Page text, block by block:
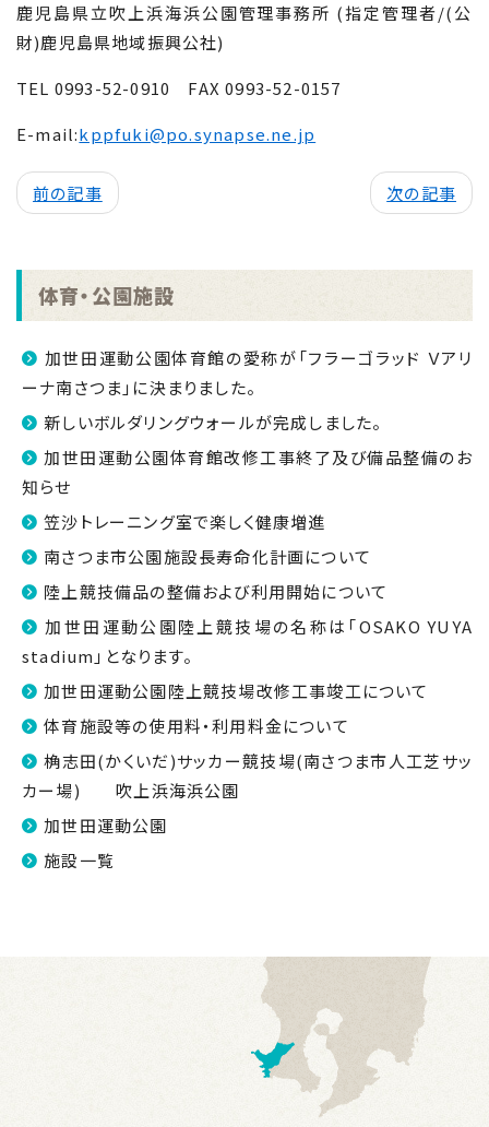
鹿児島県立吹上浜海浜公園管理事務所 (指定管理者/(公
財)鹿児島県地域振興公社)
TEL 0993-52-0910 FAX 0993-52-0157
E-mail:kppfuki@po.synapse.ne.jp
前の記事 次の記事
体育・公園施設
加世田運動公園体育館の愛称が「フラーゴラッド Ｖアリ
ーナ南さつま」に決まりました。
新しいボルダリングウォールが完成しました。
加世田運動公園体育館改修工事終了及び備品整備のお
知らせ
笠沙トレーニング室で楽しく健康増進
南さつま市公園施設長寿命化計画について
陸上競技備品の整備および利用開始について
加世田運動公園陸上競技場の名称は「OSAKO YUYA
stadium」となります。
加世田運動公園陸上競技場改修工事竣工について
体育施設等の使用料・利用料金について
桷志田(かくいだ)サッカー競技場(南さつま市人工芝サッ
カー場) 吹上浜海浜公園
加世田運動公園
施設一覧